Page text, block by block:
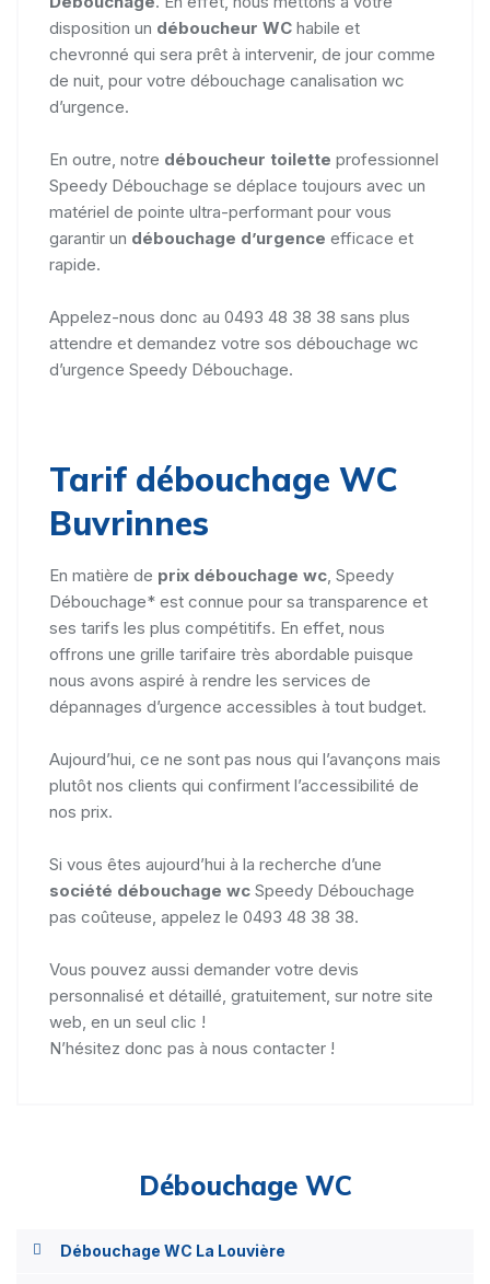
disposition un déboucheur WC habile et
chevronné qui sera prêt à intervenir, de jour comme
de nuit, pour votre débouchage canalisation wc
d’urgence.
En outre, notre déboucheur toilette professionnel
Speedy Débouchage se déplace toujours avec un
matériel de pointe ultra-performant pour vous
garantir un débouchage d’urgence efficace et
rapide.
Appelez-nous donc au 0493 48 38 38 sans plus
attendre et demandez votre sos débouchage wc
d’urgence Speedy Débouchage.
Tarif débouchage WC
Buvrinnes
En matière de prix débouchage wc , Speedy
Débouchage* est connue pour sa transparence et
ses tarifs les plus compétitifs. En effet, nous
offrons une grille tarifaire très abordable puisque
nous avons aspiré à rendre les services de
dépannages d’urgence accessibles à tout budget.
Aujourd’hui, ce ne sont pas nous qui l’avançons mais
plutôt nos clients qui confirment l’accessibilité de
nos prix.
Si vous êtes aujourd’hui à la recherche d’une
société débouchage wc Speedy Débouchage
pas coûteuse, appelez le 0493 48 38 38.
Vous pouvez aussi demander votre devis
personnalisé et détaillé, gratuitement, sur notre site
web, en un seul clic !
N’hésitez donc pas à nous contacter !
Débouchage WC
Débouchage WC La Louvière